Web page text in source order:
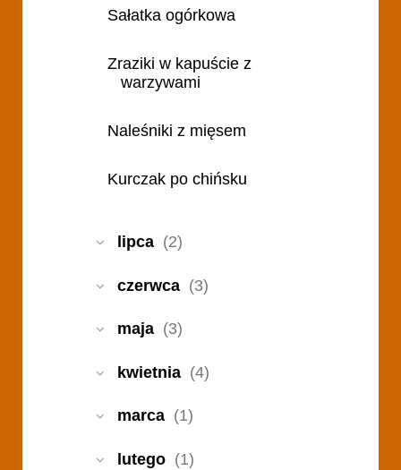
Sałatka ogórkowa
Zraziki w kapuście z
warzywami
Naleśniki z mięsem
Kurczak po chińsku
lipca (2)
czerwca (3)
maja (3)
kwietnia (4)
marca (1)
lutego (1)